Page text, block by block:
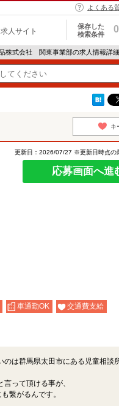
よくある
人サイト
保存した
検索条件
0
株式会社 関東事業部の求人情報詳細
キ
更新日：2026/07/27 ※更新日時点の
応募画面へ進
車通勤OK
交通費支給
のは群馬県太田市にある児童相談
言って頂ける事が、
繋がるんです。